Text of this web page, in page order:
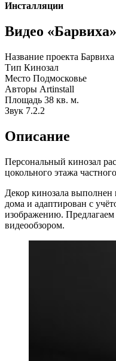
Инсталляции
Видео «Барвиха»
Название проекта Барвиха
Тип Кинозал
Место Подмосковье
Авторы Artinstall
Площадь 38 кв. м.
Звук 7.2.2
Описание
Персональный кинозал
цокольного этажа
Декор кинозала выполнен
дома и адаптирован с
изображению.
видеообзором.